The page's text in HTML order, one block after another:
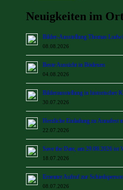
Neuigkeiten im
Bilder-Ausstellung Thomas
08.08.2026
Beste Aussicht in Bödexen
04.08.2026
Bilderausstellung in historischer
30.07.2026
Herzliche Einladung zu Annafest
22.07.2026
Save the Date, am 29.08.2026 ist
18.07.2026
Erneuter Aufruf zur Schiedsperson
08.07.2026